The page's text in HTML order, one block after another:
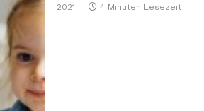
2021
4 Minuten Lesezeit